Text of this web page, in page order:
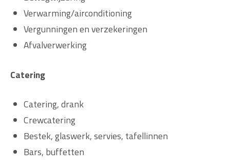
Verwarming/airconditioning
Vergunningen en verzekeringen
Afvalverwerking
Catering
Catering, drank
Crewcatering
Bestek, glaswerk, servies, tafellinnen
Bars, buffetten